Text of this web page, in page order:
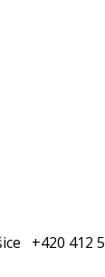
+420 412